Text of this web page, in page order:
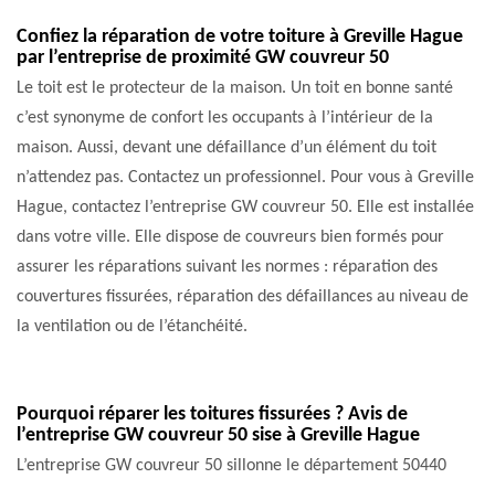
Confiez la réparation de votre toiture à Greville Hague
par l’entreprise de proximité GW couvreur 50
Le toit est le protecteur de la maison. Un toit en bonne santé
c’est synonyme de confort les occupants à l’intérieur de la
maison. Aussi, devant une défaillance d’un élément du toit
n’attendez pas. Contactez un professionnel. Pour vous à Greville
Hague, contactez l’entreprise GW couvreur 50. Elle est installée
dans votre ville. Elle dispose de couvreurs bien formés pour
assurer les réparations suivant les normes : réparation des
couvertures fissurées, réparation des défaillances au niveau de
la ventilation ou de l’étanchéité.
Pourquoi réparer les toitures fissurées ? Avis de
l’entreprise GW couvreur 50 sise à Greville Hague
L’entreprise GW couvreur 50 sillonne le département 50440